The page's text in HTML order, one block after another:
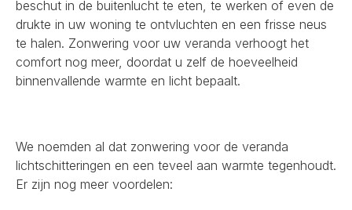
beschut in de buitenlucht te eten, te werken of even de
drukte in uw woning te ontvluchten en een frisse neus
te halen. Zonwering voor uw veranda verhoogt het
comfort nog meer, doordat u zelf de hoeveelheid
binnenvallende warmte en licht bepaalt.
We noemden al dat zonwering voor de veranda
lichtschitteringen en een teveel aan warmte tegenhoudt.
Er zijn nog meer voordelen: